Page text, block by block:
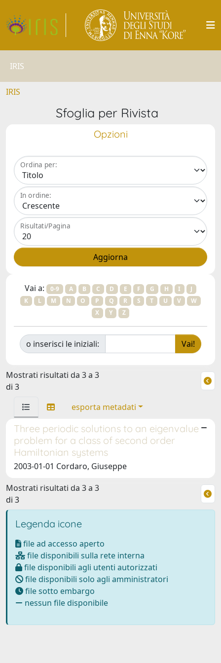
IRIS
IRIS
Sfoglia per Rivista
Opzioni
Ordina per:
In ordine:
Risultati/Pagina
Vai a: 0-9 A B C D E F G H I
J
K
L M N O P Q R S T U V
W
X
Y Z
o inserisci le iniziali:
Mostrati risultati da 3 a 3
di 3
esporta metadati
Three periodic solutions to an eigenvalue
problem for a class of second order
Hamiltonian systems
2003-01-01 Cordaro, Giuseppe
Mostrati risultati da 3 a 3
di 3
Legenda icone
file ad accesso aperto
file disponibili sulla rete interna
file disponibili agli utenti autorizzati
file disponibili solo agli amministratori
file sotto embargo
nessun file disponibile